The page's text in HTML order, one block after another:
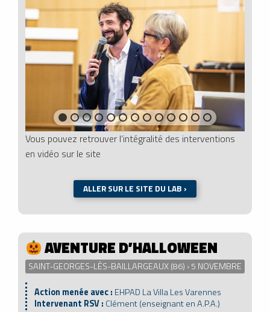
Vous pouvez retrouver l’intégralité des interventions
en vidéo sur le site
ALLER SUR LE SITE DU LAB ›
AVENTURE D’HALLOWEEN
SAINT-GEORGES-LÈS-BAILLARGEAUX (86) › 5 NOVEMBRE
Action menée avec : EHPAD La Villa Les Varennes
Intervenant RSV : Clément (enseignant en A.P.A.)